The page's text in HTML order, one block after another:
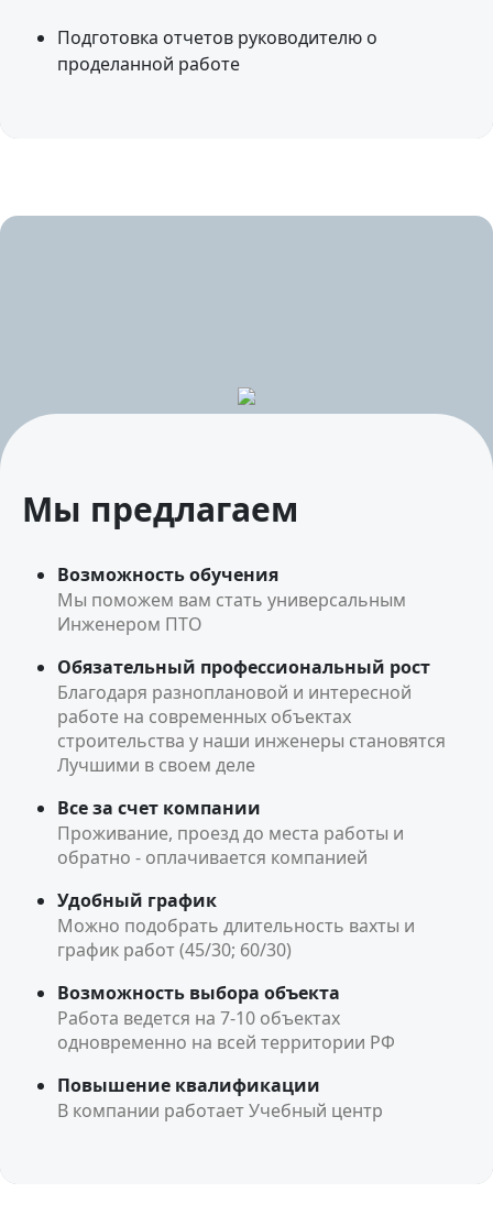
Подготовка отчетов руководителю о
проделанной работе
Мы предлагаем
Возможность обучения
Мы поможем вам стать универсальным
Инженером ПТО
Обязательный профессиональный рост
Благодаря разноплановой и интересной
работе на современных объектах
строительства у наши инженеры становятся
Лучшими в своем деле
Все за счет компании
Проживание, проезд до места работы и
обратно - оплачивается компанией
Удобный график
Можно подобрать длительность вахты и
график работ (45/30; 60/30)
Возможность выбора объекта
Работа ведется на 7-10 объектах
одновременно на всей территории РФ
Повышение квалификации
В компании работает Учебный центр